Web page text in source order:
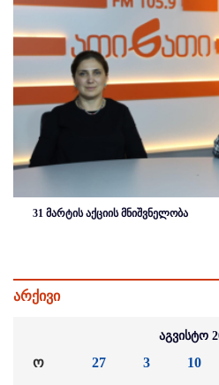
31 მარტის აქციის მნიშვნელობა
არქივი
აგვისტო
ო 27 3 10